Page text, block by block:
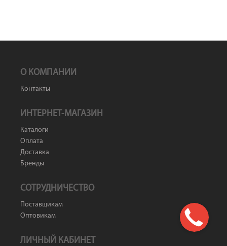
О КОМПАНИИ
Контакты
ИНТЕРНЕТ-МАГАЗИН
Каталоги
Оплата
Доставка
Бренды
СОТРУДНИЧЕСТВО
Поставщикам
Оптовикам
ЛИЧНЫЙ КАБИНЕТ